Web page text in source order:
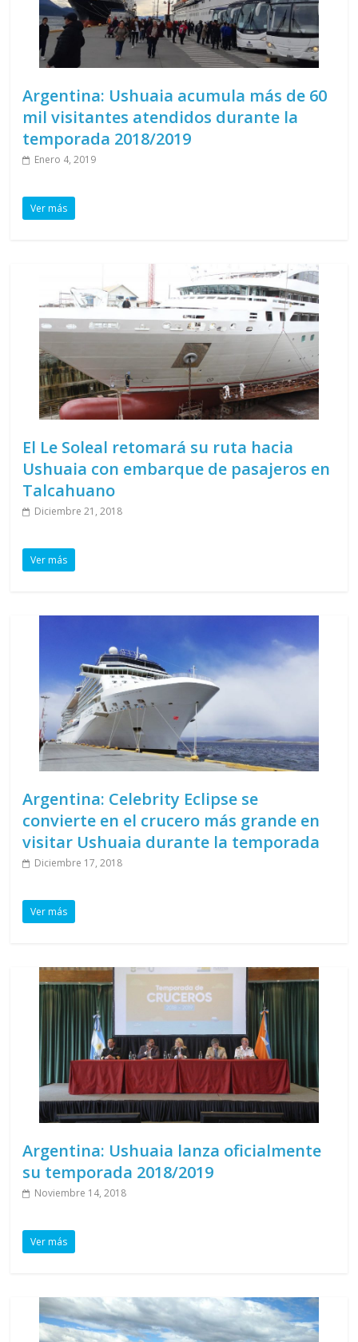
Argentina: Ushuaia acumula más de 60
mil visitantes atendidos durante la
temporada 2018/2019
Enero 4, 2019
Ver más
El Le Soleal retomará su ruta hacia
Ushuaia con embarque de pasajeros en
Talcahuano
Diciembre 21, 2018
Ver más
Argentina: Celebrity Eclipse se
convierte en el crucero más grande en
visitar Ushuaia durante la temporada
Diciembre 17, 2018
Ver más
Argentina: Ushuaia lanza oficialmente
su temporada 2018/2019
Noviembre 14, 2018
Ver más